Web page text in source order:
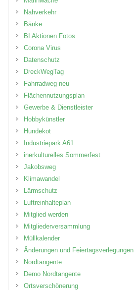
Nahverkehr
Bänke
BI Aktionen Fotos
Corona Virus
Datenschutz
DreckWegTag
Fahrradweg neu
Flächennutzungsplan
Gewerbe & Dienstleister
Hobbykünstler
Hundekot
Industriepark A61
inerkulturelles Sommerfest
Jakobsweg
Klimawandel
Lärmschutz
Luftreinhalteplan
Mitglied werden
Mitgliederversammlung
Müllkalender
Änderungen und Feiertagsverlegungen
Nordtangente
Demo Nordtangente
Ortsverschönerung